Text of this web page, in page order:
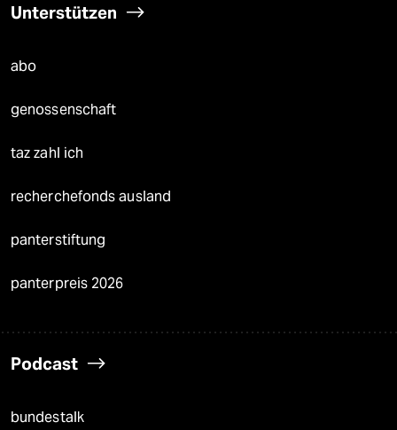
Unterstützen
abo
genossenschaft
taz zahl ich
recherchefonds ausland
panterstiftung
panterpreis 2026
Podcast
bundestalk